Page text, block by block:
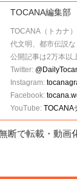
TOCANA編集部
TOCANA（トカナ
代文明、都市伝説
公開記事は2万本以
Twitter:
Instagram:
Facebook:
YouTube:TOCANA
断で転載・動画